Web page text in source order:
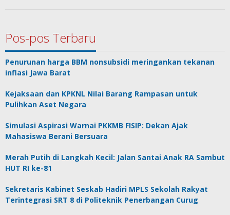
Pos-pos Terbaru
Penurunan harga BBM nonsubsidi meringankan tekanan
inflasi Jawa Barat
Kejaksaan dan KPKNL Nilai Barang Rampasan untuk
Pulihkan Aset Negara
Simulasi Aspirasi Warnai PKKMB FISIP: Dekan Ajak
Mahasiswa Berani Bersuara
Merah Putih di Langkah Kecil: Jalan Santai Anak RA Sambut
HUT RI ke-81
Sekretaris Kabinet Seskab Hadiri MPLS Sekolah Rakyat
Terintegrasi SRT 8 di Politeknik Penerbangan Curug